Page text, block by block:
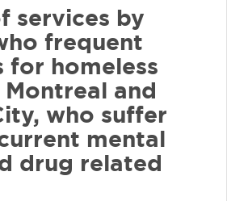
services by
frequent
for homeless
and
who suffer
mental
drug related